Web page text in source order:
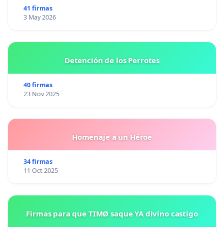
41 firmas
3 May 2026
Detención de los Perrotes
40 firmas
23 Nov 2025
Homenaje a un Héroe
34 firmas
11 Oct 2025
Firmas para que TIMØ saque YA divino castigo